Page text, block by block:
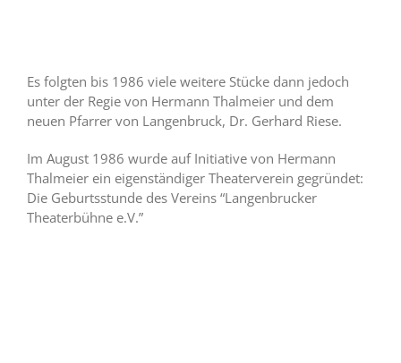
Es folgten bis 1986 viele weitere Stücke dann jedoch
unter der Regie von Hermann Thalmeier und dem
neuen Pfarrer von Langenbruck, Dr. Gerhard Riese.
Im August 1986 wurde auf Initiative von Hermann
Thalmeier ein eigenständiger Theaterverein gegründet:
Die Geburtsstunde des Vereins “Langenbrucker
Theaterbühne e.V.”